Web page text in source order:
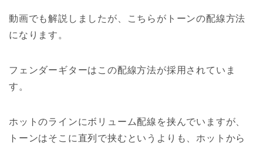
動画でも解説しましたが、こちらがトーンの配線方法
になります。
フェンダーギターはこの配線方法が採用されていま
す。
ホットのラインにボリューム配線を挟んでいますが、
トーンはそこに直列で挟むというよりも、ホットから